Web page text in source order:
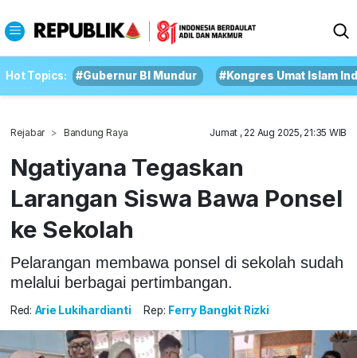
Hot Topics: #Gubernur BI Mundur #Kongres Umat Islam
Rejabar Bandung Raya Jumat , 22 Aug 2025, 21:35 WIB
Ngatiyana Tegaskan
Larangan Siswa Bawa Ponsel
ke Sekolah
Pelarangan membawa ponsel di sekolah sudah
melalui berbagai pertimbangan.
Red: Arie Lukihardianti Rep: Ferry Bangkit Rizki